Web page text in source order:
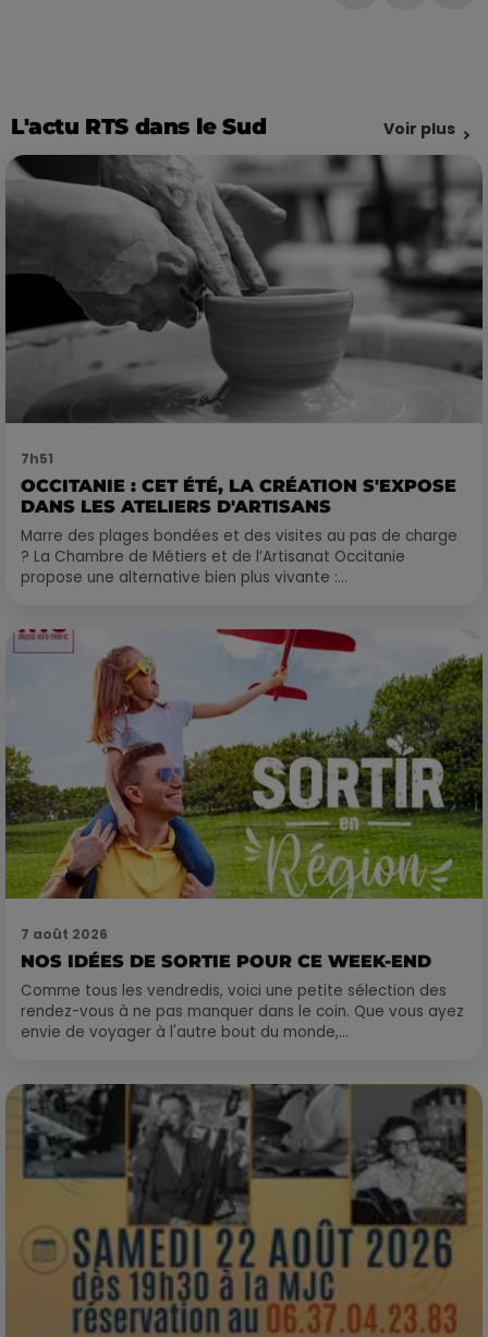
L'actu RTS dans le Sud Voir plus
7h51
OCCITANIE : CET ÉTÉ, LA CRÉATION S'EXPOSE
DANS LES ATELIERS D'ARTISANS
Marre des plages bondées et des visites au pas de charge
? La Chambre de Métiers et de l’Artisanat Occitanie
propose une alternative bien plus vivante :...
7 août 2026
NOS IDÉES DE SORTIE POUR CE WEEK-END
Comme tous les vendredis, voici une petite sélection des
rendez-vous à ne pas manquer dans le coin. Que vous ayez
envie de voyager à l'autre bout du monde,...